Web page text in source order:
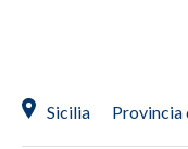
Sicilia Provincia